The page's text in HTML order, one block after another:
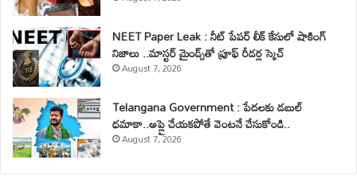
NEET Paper Leak : నీట్ పేపర్ లీక్ కేసులో షాకింగ్
నిజాలు ..మాస్టర్ మైండ్స్‌తో ప్రూఫ్ రీడర్ల స్కెచ్
August 7, 2026
Telangana Government : పేదలకు డబుల్
ధమాకా..అప్లై చేయకపోతే వెంటనే చేసుకోండి..
August 7, 2026